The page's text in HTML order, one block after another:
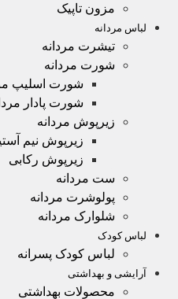
مزون تاپیک
لباس مردانه
تیشرت مردانه
شورت مردانه
شورت اسلیپ
شورت پادار
زیرپوش مردانه
زیرپوش نیم
زیرپوش رکابی
ست مردانه
پولوشرت مردانه
شلوارک مردانه
لباس کودک
لباس کودک پسرانه
آرایشی و بهداشتی
محصولات بهداشتی